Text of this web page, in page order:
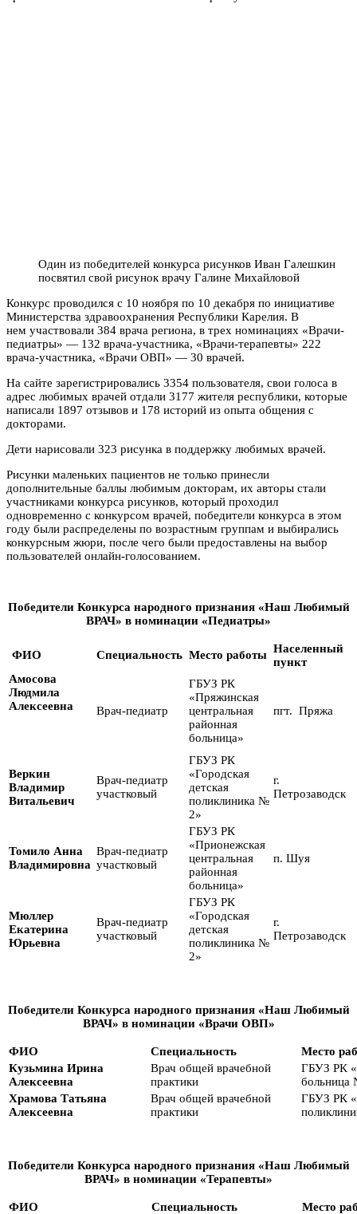
Один из победителей конкурса рисунков Иван Галешкин
посвятил свой рисунок врачу Галине Михайловой
Конкурс проводился с 10 ноября по 10 декабря по инициативе
Министерства здравоохранения Республики Карелия. В
нем участвовали 384 врача региона, в трех номинациях «Врачи-
педиатры» — 132 врача-участника, «Врачи-терапевты» 222
врача-участника, «Врачи ОВП» — 30 врачей.
На сайте зарегистрировались 3354 пользователя, свои голоса в
адрес любимых врачей отдали 3177 жителя республики, которые
написали 1897 отзывов и 178 историй из опыта общения с
докторами.
Дети нарисовали 323 рисунка в поддержку любимых врачей.
Рисунки маленьких пациентов не только принесли
дополнительные баллы любимым докторам, их авторы стали
участниками конкурса рисунков, который проходил
одновременно с конкурсом врачей, победители конкурса в этом
году были распределены по возрастным группам и выбирались
конкурсным жюри, после чего были предоставлены на выбор
пользователей онлайн-голосованием.
Победители Конкурса народного признания «Наш Любимый
ВРАЧ» в номинации «Педиатры»
ФИО Специальность Место работы Населенный
пункт
Амосова
Людмила
Алексеевна
Врач-педиатр
ГБУЗ РК
«Пряжинская
центральная
районная
больница»
пгт. Пряжа
Веркин
Владимир
Витальевич
Врач-педиатр
участковый
ГБУЗ РК
«Городская
детская
поликлиника №
2»
г.
Петрозаводск
Томило Анна
Владимировна
Врач-педиатр
участковый
ГБУЗ РК
«Прионежская
центральная
районная
больница»
п. Шуя
Мюллер
Екатерина
Юрьевна
Врач-педиатр
участковый
ГБУЗ РК
«Городская
детская
поликлиника №
2»
г.
Петрозаводск
Победители Конкурса народного признания «Наш Любимый
ВРАЧ» в номинации «Врачи ОВП»
ФИО Специальность
Место
Кузьмина Ирина
Алексеевна
Врач общей врачебной
практики
ГБУЗ РК
больница
Храмова Татьяна
Алексеевна
Врач общей врачебной
практики
ГБУЗ РК
Победители Конкурса народного признания «Наш Любимый
ВРАЧ» в номинации «Терапевты»
ФИО Специальность
Место